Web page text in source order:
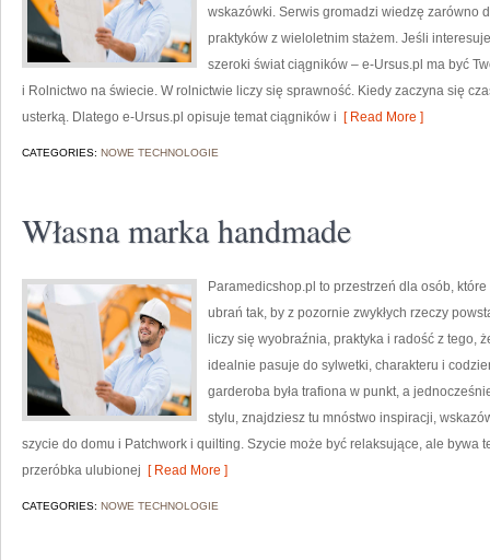
wskazówki. Serwis gromadzi wiedzę zarówno
praktyków z wieloletnim stażem. Jeśli
szeroki świat ciągników – e-Ursus.pl ma być
i Rolnictwo na świecie. W rolnictwie liczy się sprawność. Kiedy zaczyna się
usterką. Dlatego e-Ursus.pl opisuje temat ciągników i [ Read More ]
CATEGORIES: NOWE TECHNOLOGIE
Własna marka handmade
Paramedicshop.pl to przestrzeń dla osób,
ubrań tak, by z pozornie zwykłych rzeczy
liczy się wyobraźnia, praktyka i radość z tego,
idealnie pasuje do sylwetki, charakteru i
garderoba była trafiona w punkt, a
stylu, znajdziesz tu mnóstwo inspiracji,
szycie do domu i Patchwork i quilting. Szycie może być relaksujące, ale bywa
przeróbka ulubionej [ Read More ]
CATEGORIES: NOWE TECHNOLOGIE